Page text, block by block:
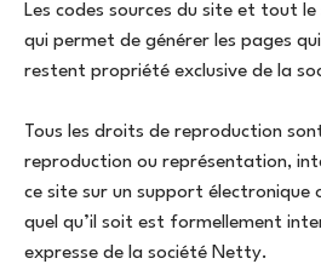
Les codes sources du site et tout
qui permet de générer les pages
restent propriété exclusive de la
Tous les droits de reproduction
reproduction ou représentation,
ce site sur un support
quel qu’il soit est formellement
expresse de la société Netty.